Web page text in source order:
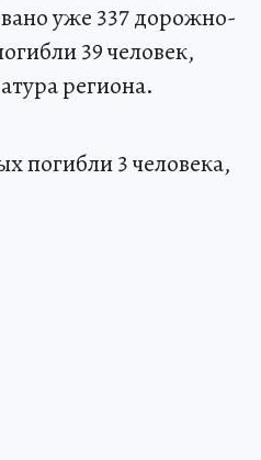
уже 337 дорожно-
39 человек,
региона.
погибли 3 человека,